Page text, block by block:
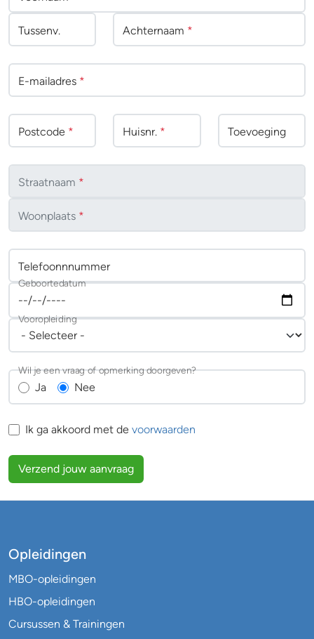
Tussenv. Achternaam *
E-mailadres *
Postcode * Huisnr. * Toevoeging
Straatnaam *
Woonplaats *
Telefoonnnummer
Geboortedatum
Vooropleiding
Ja Nee
Wil je een vraag of opmerking doorgeven?
Ik ga akkoord met de voorwaarden
Verzend jouw aanvraag
Opleidingen
MBO-opleidingen
HBO-opleidingen
Cursussen & Trainingen